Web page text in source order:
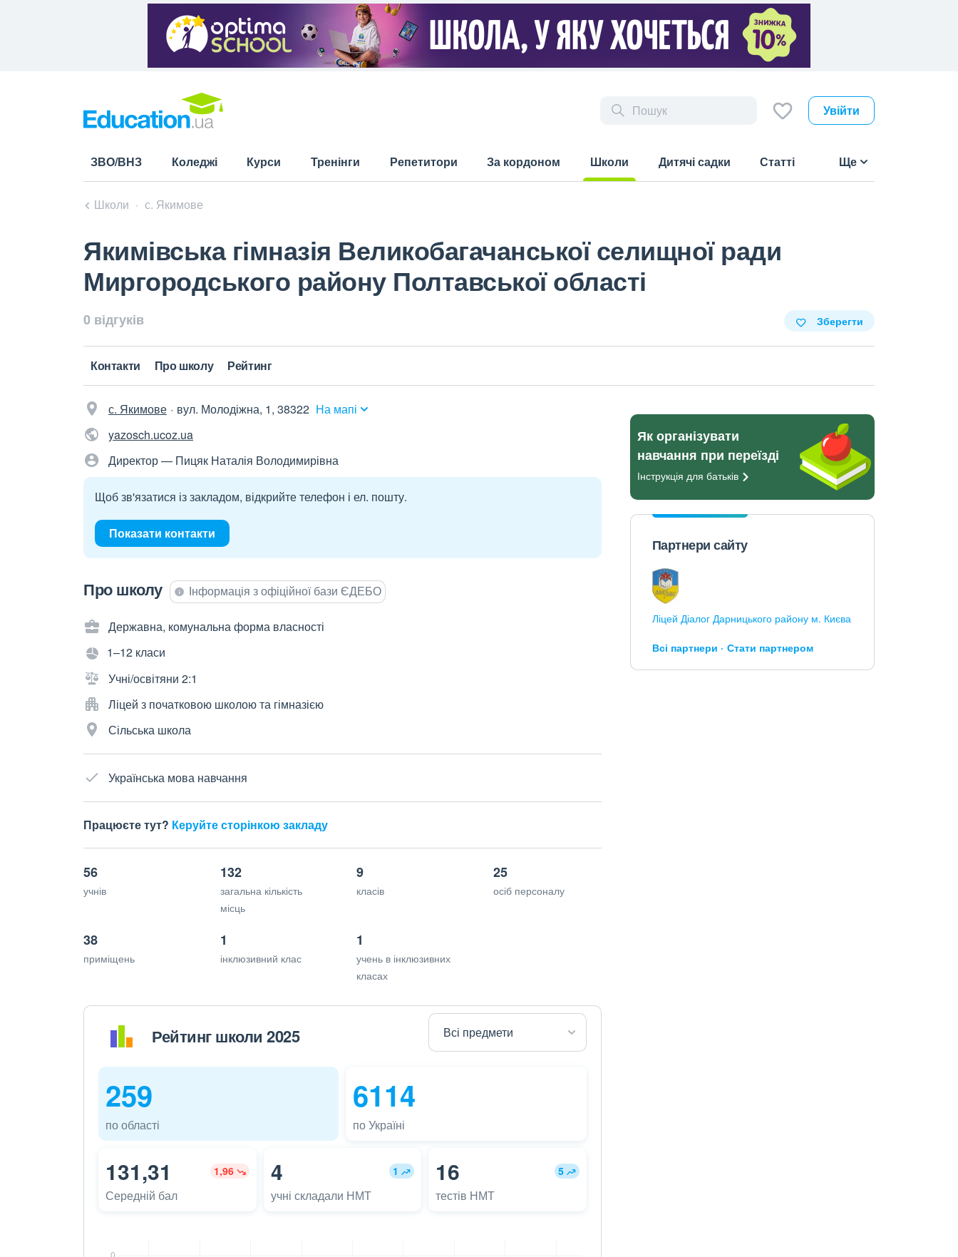
Увійти
ЗВО/ВНЗ Коледжі Курси Тренінги Репетитори За кордоном
Школи
Дитячі садки Статті Ще
Школи с. Якимове
Якимівська гімназія Великобагачанської селищної ради
Миргородського району Полтавської області
0 відгуків Зберегти
Контакти Про школу Рейтинг
с. Якимове вул. Молодіжна, 1, 38322 На мапі
yazosch.ucoz.ua
Директор — Пицяк Наталія Володимирівна
Щоб зв'язатися із закладом, відкрийте телефон і ел. пошту.
Показати контакти
Про школу Інформація з офіційної бази ЄДЕБО
Державна, комунальна форма власності
1–12 класи
Учні/освітяни 2:1
Ліцей з початковою школою та гімназією
Сільська школа
Українська мова навчання
Працюєте тут? Керуйте сторінкою закладу
56
учнів
132
загальна кількість
місць
9
класів
25
осіб персоналу
38
приміщень
1
інклюзивний клас
1
учень в інклюзивних
класах
Рейтинг школи 2025
259
по області
6114
по Україні
131,31 1,96
Середній бал
4 1
учні складали НМТ
16 5
тестів НМТ
Як організувати
навчання при переїзді
Інструкція для батьків
Партнери сайту
Ліцей Діалог Дарницького району м. Києва
Всі партнери Стати партнером